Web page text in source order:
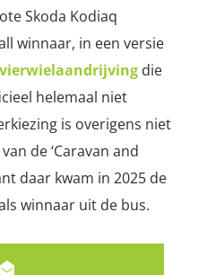
Skoda Kodiaq
winnaar, in een versie
die
helemaal niet
is overigens niet
de ‘Caravan and
daar kwam in 2025 de
winnaar uit de bus.